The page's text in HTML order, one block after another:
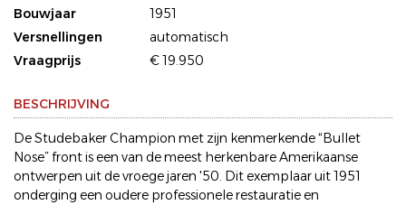
Bouwjaar
1951
Versnellingen
automatisch
Vraagprijs
€ 19.950
BESCHRIJVING
De Studebaker Champion met zijn kenmerkende “Bullet
Nose” front is een van de meest herkenbare Amerikaanse
ontwerpen uit de vroege jaren '50. Dit exemplaar uit 1951
onderging een oudere professionele restauratie en